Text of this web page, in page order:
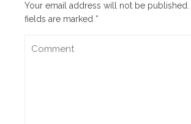
Your email address will not be published.
fields are marked *